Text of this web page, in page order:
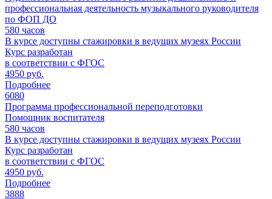
профессиональная деятельность музыкального руководителя
по ФОП ДО
580 часов
В курсе доступны стажировки в ведущих музеях России
Курс разработан
в соответствии с ФГОС
4950 руб.
Подробнее
6080
Программа профессиональной переподготовки
Помощник воспитателя
580 часов
В курсе доступны стажировки в ведущих музеях России
Курс разработан
в соответствии с ФГОС
4950 руб.
Подробнее
3888